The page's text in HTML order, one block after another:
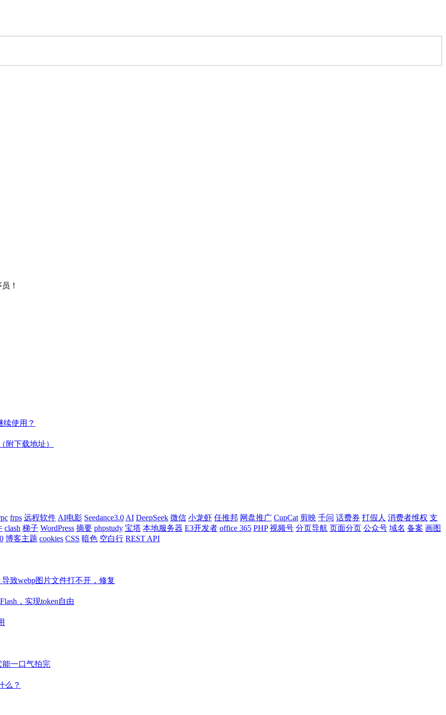
！
续使用？
附下载地址）
frps 远程软件 AI电影 Seedance3.0 AI DeepSeek 微信 小龙虾 任推邦 网盘推广 CupCat 剪映 千问 话费券 打假人 消费者维权 支
clash 梯子 WordPress 摘要 phpstudy 宝塔 本地服务器 E3开发者 office 365 PHP 视频号 分页导航 页面分页 公众号 域名 备案 画图
博客主题 cookies CSS 暗色 空白行 REST API
导致webp图片文件打不开，修复
，实现token自由
能一口气拍完
么？